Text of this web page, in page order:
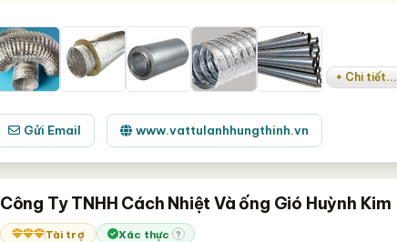
+ Chi tiết...
Gửi Email www.vattulanhhungthinh.vn
Công Ty TNHH Cách Nhiệt Và ống Gió Huỳnh Kim
Tài trợ Xác thực ?